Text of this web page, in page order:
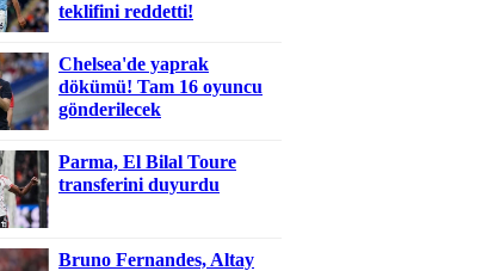
teklifini reddetti!
Chelsea'de yaprak
dökümü! Tam 16 oyuncu
gönderilecek
Parma, El Bilal Toure
transferini duyurdu
Bruno Fernandes, Altay